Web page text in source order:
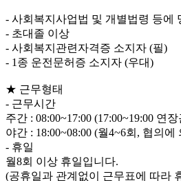
- 사회복지사업법 및 개별법령 등에
- 초대졸 이상
- 사회복지관련자격증 소지자 (필)
- 1종 운전문허증 소지자 (우대)
★ 근무형태
- 근무시간
주간 : 08:00~17:00 (17:00~19:00 연
야간 : 18:00~08:00 (월4~6회, 협의
- 휴일
월8회 이상 휴일입니다.
(공휴일과 관계없이 근무표에 따라